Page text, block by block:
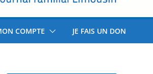
COMPTE JE FAIS UN DON